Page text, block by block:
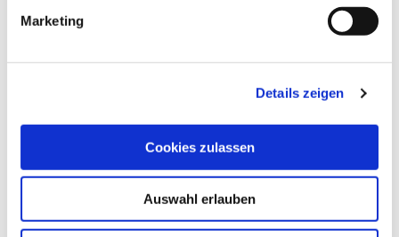
Marketing
Details zeigen
Cookies zulassen
Auswahl erlauben
ab EUR12,80Exkl. MwSt *
Fliesenschneider Ideal-
Maschine, 1000 mm Art.-
Nr. 10337